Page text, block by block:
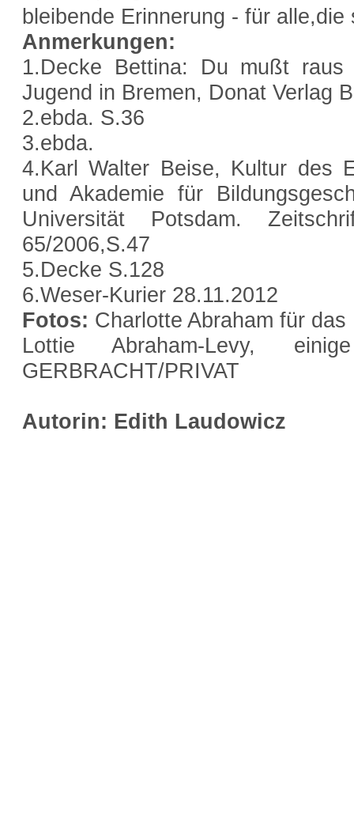
bleibende Erinnerung - für
Anmerkungen:
1.Decke Bettina: Du mußt
Jugend in Bremen, Donat Verlag
2.ebda. S.36
3.ebda.
4.Karl Walter Beise, Kultur des
und Akademie für
Universität Potsdam.
65/2006,S.47
5.Decke S.128
6.Weser-Kurier 28.11.2012
Fotos: Charlotte Abraham für
Lottie Abraham-Levy,
GERBRACHT/PRIVAT
Autorin: Edith Laudowicz